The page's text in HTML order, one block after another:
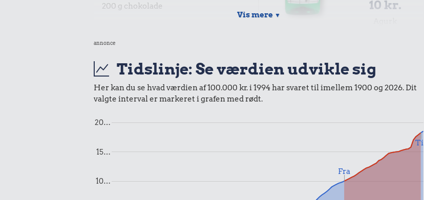
200 g chokolade
229 kr.
Komfur
10 kr.
Rugbrød
Vis mere ▼
annonce
Tidslinje: Se værdien udvikle sig
Her kan du se hvad værdien af 100.000 kr. i 1994 har svaret til imellem 1900 og 2026. Dit
valgte interval er markeret i grafen med rødt.
10…
15…
20…
Fra
Til